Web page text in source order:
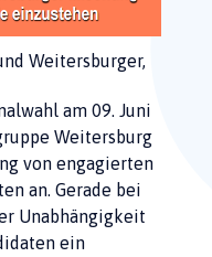
Weitersburger,
am 09. Juni
Weitersburg
von engagierten
an. Gerade bei
Unabhängigkeit
ein